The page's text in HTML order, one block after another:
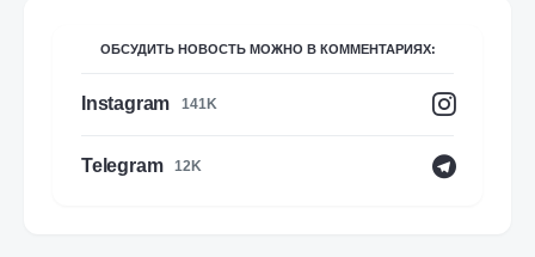
ОБСУДИТЬ НОВОСТЬ МОЖНО В КОММЕНТАРИЯХ:
Instagram 141K
Telegram 12K